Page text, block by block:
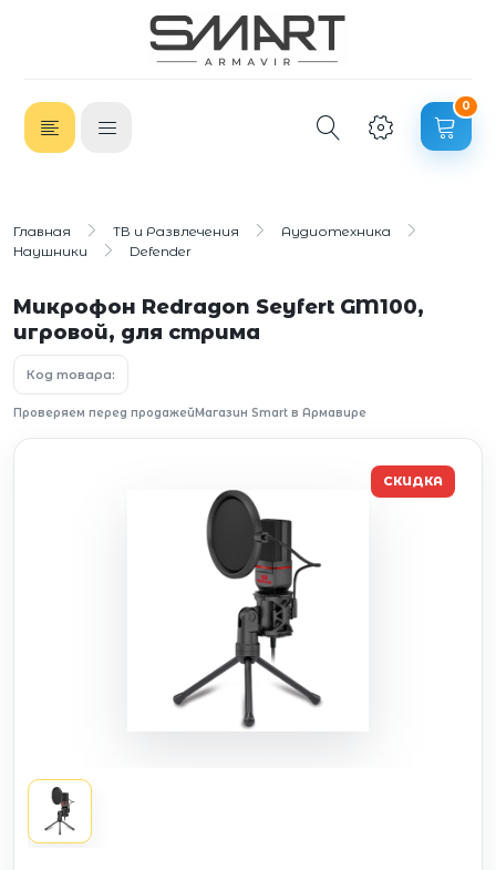
0
Главная ТВ и Развлечения
Аудиотехника
Наушники
Defender
Микрофон Redragon Seyfert GM100,
игровой, для стрима
Код товара:
Проверяем перед продажейМагазин Smart в Армавире
СКИДКА